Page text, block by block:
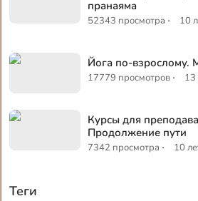
пранаяма
52343 просмотра · 10
Йога по-взрослому.
17779 просмотров · 13
Курсы для
Продолжение пути
7342 просмотра · 10
Теги